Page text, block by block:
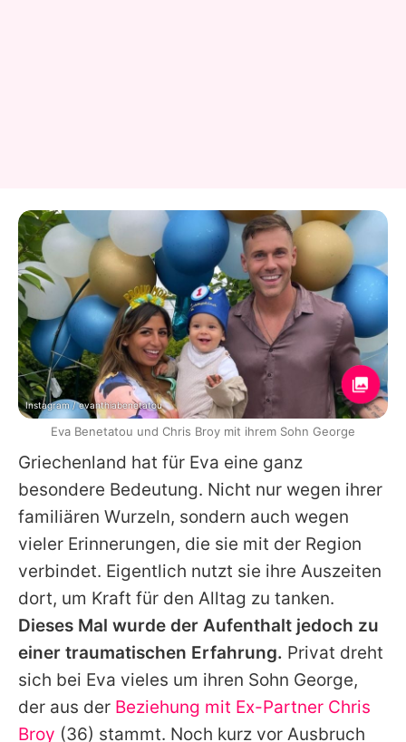
Griechenland hat für Eva eine ganz
besondere Bedeutung. Nicht nur wegen ihrer
familiären Wurzeln, sondern auch wegen
vieler Erinnerungen, die sie mit der Region
verbindet. Eigentlich nutzt sie ihre Auszeiten
dort, um Kraft für den Alltag zu tanken.
Dieses Mal wurde der Aufenthalt jedoch zu
einer traumatischen Erfahrung. Privat dreht
sich bei Eva vieles um ihren Sohn George,
der aus der Beziehung mit Ex-Partner Chris
Broy (36) stammt. Noch kurz vor Ausbruch
Instagram / evanthiabenetatou
Eva Benetatou und Chris Broy mit ihrem Sohn George